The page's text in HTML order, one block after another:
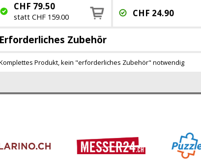
CHF 79.50
statt CHF 159.00 CHF 24.90
Zubehör
Produkt, kein "erforderliches Zubehör" notwendig